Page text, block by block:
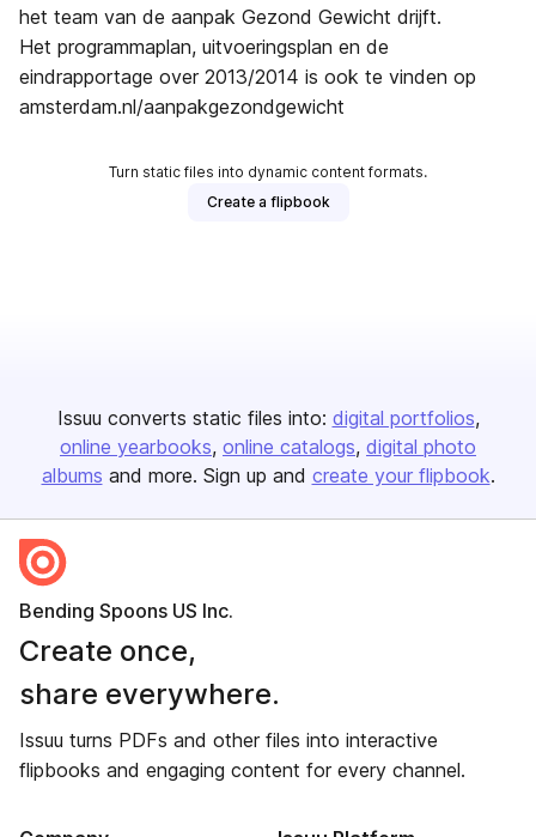
het team van de aanpak Gezond Gewicht drijft.
Het programmaplan, uitvoeringsplan en de
eindrapportage over 2013/2014 is ook te vinden op
amsterdam.nl/aanpakgezondgewicht
Turn static files into dynamic content formats.
Create a flipbook
Issuu converts static files into: digital portfolios
online yearbooks online catalogs digital photo
albums and more. Sign up and create your flipbook.
Bending Spoons US Inc.
Create once,
share everywhere.
Issuu turns PDFs and other files into interactive
flipbooks and engaging content for every channel.